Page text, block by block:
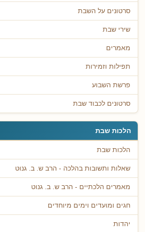
סרטונים על השבת
שירי שבת
מאמרים
תפילות וזמירות
פרשת השבוע
סרטונים לכבוד שבת
הלכות שבת
הלכות שבת
שאלות ותשובות בהלכה - הרב ש. ב. גנוט
מאמרים הלכתיים - הרב ש. ב. גנוט
חגים ומועדים וימים מיוחדים
יהדות